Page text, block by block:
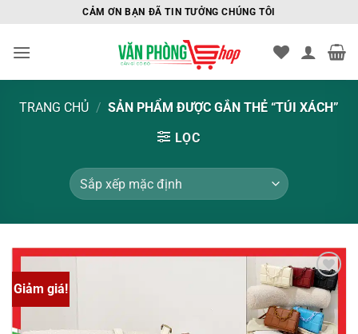
nội
CẢM ƠN BẠN ĐÃ TIN TƯỞNG CHÚNG TÔI
TRANG CHỦ / SẢN PHẨM ĐƯỢC GẮN THẺ “TÚI XÁCH”
LỌC
Giảm giá!